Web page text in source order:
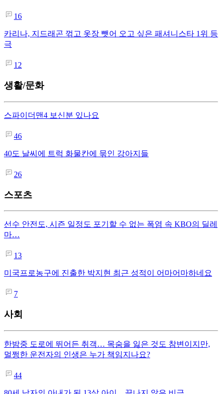
16
카리나, 지드래곤 꺾고 옷장 뺏어 오고 싶은 패셔니스타 1위 등
극
12
생활/문화
스파이더맨4 보신분 있나요
46
40도 날씨에 트럭 화물칸에 묶인 강아지들
26
스포츠
선수 안전도, 시즌 일정도 포기할 수 없는 폭염 속 KBO의 딜레
마…
13
미국프로농구에 진출한 박지현 최근 성적이 어마어마하네요
7
사회
한밤중 도로에 뛰어든 취객… 목숨을 잃은 것도 참변이지만,
멀쩡한 운전자의 인생은 누가 책임지나요?
44